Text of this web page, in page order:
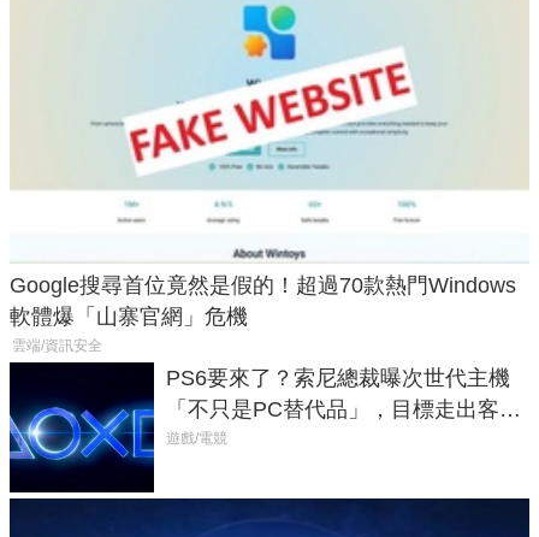
Google搜尋首位竟然是假的！超過70款熱門Windows
軟體爆「山寨官網」危機
雲端/資訊安全
PS6要來了？索尼總裁曝次世代主機
「不只是PC替代品」，目標走出客
廳、進軍電競桌面
遊戲/電競